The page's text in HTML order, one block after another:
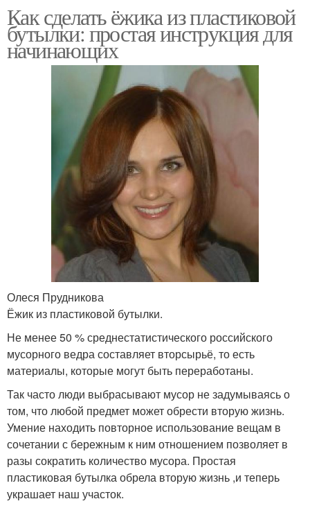
Как сделать ёжика из пластиковой
бутылки: простая инструкция для
начинающих
Олеся Прудникова
Ёжик из пластиковой бутылки.
Не менее 50 % среднестатистического российского
мусорного ведра составляет вторсырьё, то есть
материалы, которые могут быть переработаны.
Так часто люди выбрасывают мусор не задумываясь о
том, что любой предмет может обрести вторую жизнь.
Умение находить повторное использование вещам в
сочетании с бережным к ним отношением позволяет в
разы сократить количество мусора. Простая
пластиковая бутылка обрела вторую жизнь ,и теперь
украшает наш участок.